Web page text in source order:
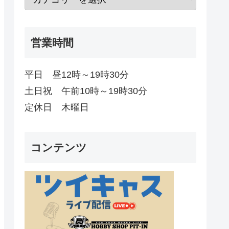
営業時間
平日 昼12時～19時30分
土日祝 午前10時～19時30分
定休日 木曜日
コンテンツ